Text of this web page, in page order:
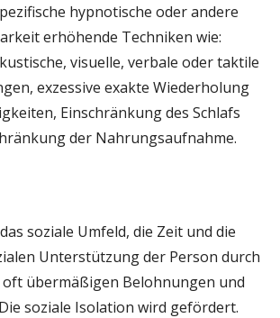
hypnotische oder andere
erhöhende Techniken wie:
visuelle, verbale oder taktile
exzessive exakte Wiederholung
Einschränkung des Schlafs
der Nahrungsaufnahme.
soziale Umfeld, die Zeit und die
Unterstützung der Person durch
oft übermäßigen Belohnungen und
soziale Isolation wird gefördert.